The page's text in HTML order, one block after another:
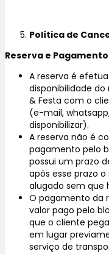
Política de
Reserva e
A reserva é
disponibilidade
& Festa com o
(e-mail,
disponibilizar).
A reserva não é
pagamento pelo
possui um prazo
após esse prazo
alugado sem que
O pagamento da
valor pago pelo
que o cliente
em lugar
serviço de